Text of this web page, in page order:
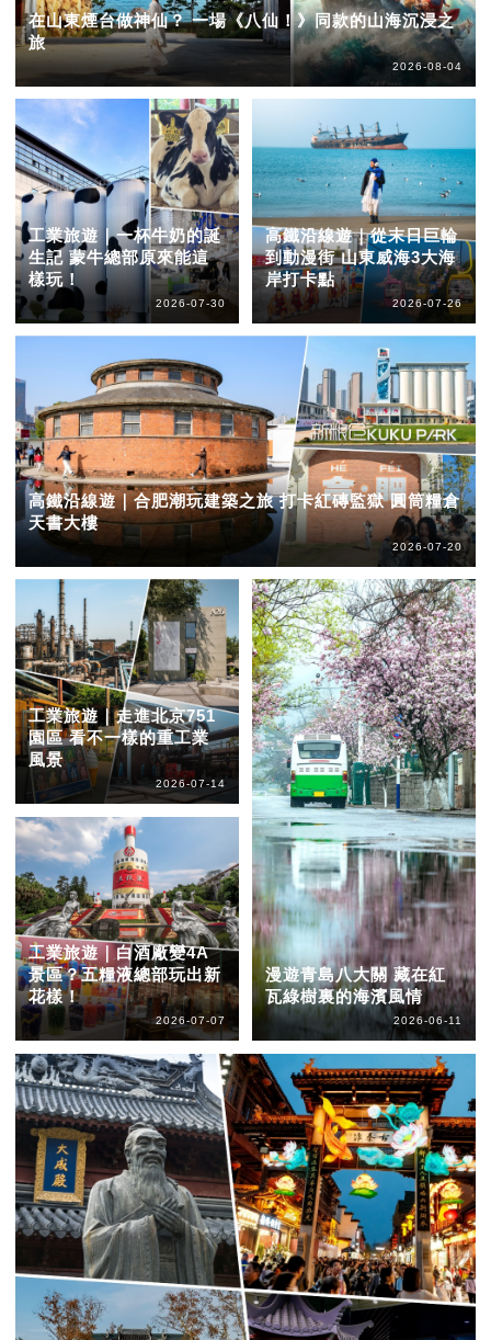
在山東煙台做神仙？ 一場《八仙！》同款的山海沉浸之
旅
2026-08-04
工業旅遊｜一杯牛奶的誕
生記 蒙牛總部原來能這
樣玩！
2026-07-30
高鐵沿線遊｜從末日巨輪
到動漫街 山東威海3大海
岸打卡點
2026-07-26
高鐵沿線遊｜合肥潮玩建築之旅 打卡紅磚監獄 圓筒糧倉
天書大樓
2026-07-20
工業旅遊｜走進北京751
園區 看不一樣的重工業
風景
2026-07-14
工業旅遊｜白酒廠變4A
景區？五糧液總部玩出新
花樣！
2026-07-07
漫遊青島八大關 藏在紅
瓦綠樹裏的海濱風情
2026-06-11